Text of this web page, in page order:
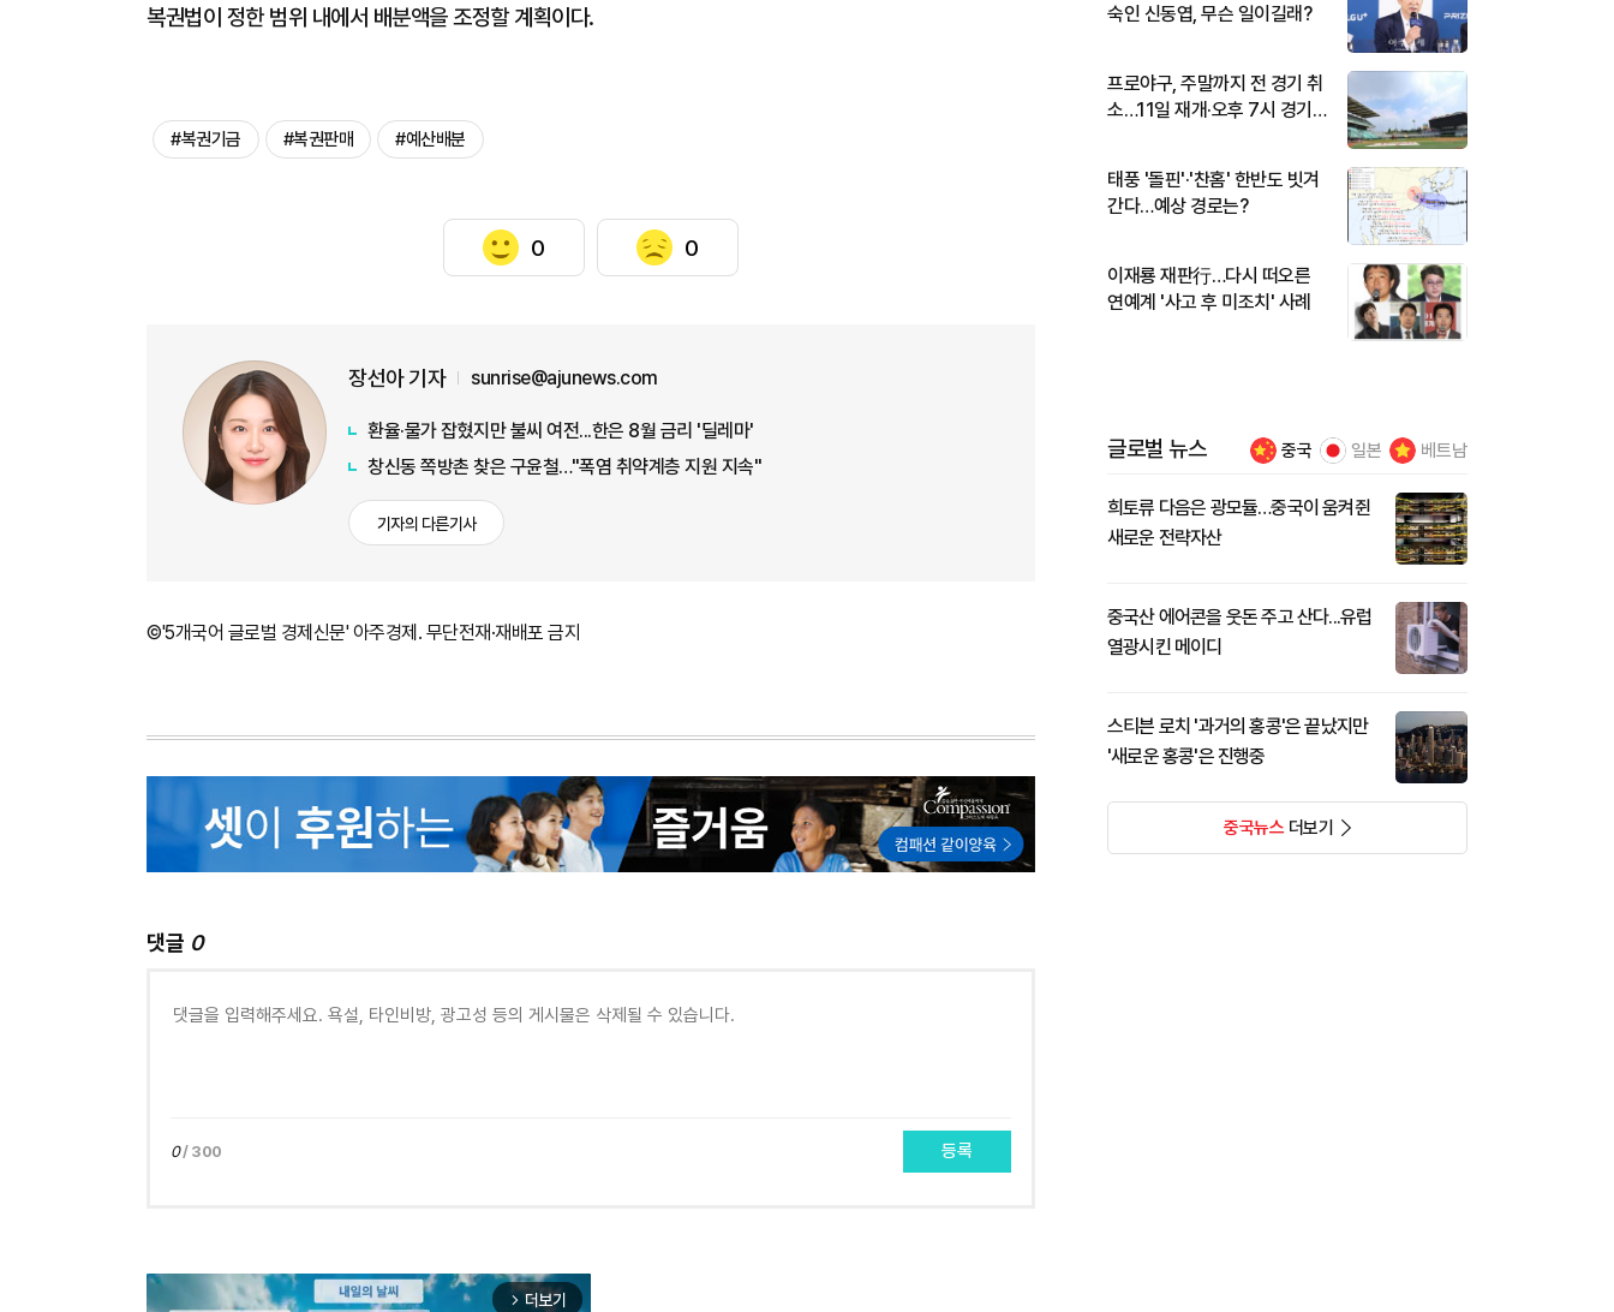
복권법이 정한 범위 내에서 배분액을 조정할 계획이다.
#복권기금 #복권판매 #예산배분
0 0
장선아 기자 sunrise@ajunews.com
환율·물가 잡혔지만 불씨 여전...한은 8월 금리 '딜레마'
창신동 쪽방촌 찾은 구윤철…"폭염 취약계층 지원 지속"
기자의 다른기사
©'5개국어 글로벌 경제신문' 아주경제. 무단전재·재배포 금지
댓글 0
0/ 300 등록
arrow_forward_ios 더보기
숙인 신동엽, 무슨 일이길래?
프로야구, 주말까지 전 경기 취
소…11일 재개·오후 7시 경기
태풍 '돌핀'·'찬홈' 한반도 빗겨
간다…예상 경로는?
이재룡 재판行…다시 떠오른
연예계 '사고 후 미조치' 사례
글로벌 뉴스 중국 일본 베트남
희토류 다음은 광모듈…중국이 움켜쥔
새로운 전략자산
중국산 에어콘을 웃돈 주고 산다...유럽
열광시킨 메이디
스티븐 로치 '과거의 홍콩'은 끝났지만
'새로운 홍콩'은 진행중
중국뉴스더보기